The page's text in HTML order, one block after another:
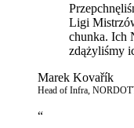
Ligi
chunka. Ich
zdążyliśmy
Marek Kovařík
Head of Infra,
“